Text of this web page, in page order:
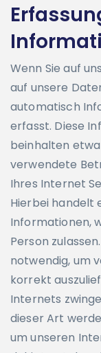
Wenn Sie auf
auf unsere
automatisch
erfasst. Diese
beinhalten
verwendete
Ihres Internet
Hierbei handelt
Informationen,
Person
notwendig, um
korrekt
Internets
dieser Art
um unseren